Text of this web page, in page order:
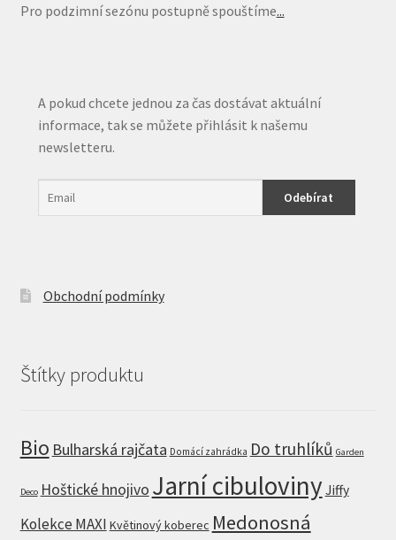
Pro podzimní sezónu postupně spouštíme...
A pokud chcete jednou za čas dostávat aktuální
informace, tak se můžete přihlásit k našemu
newsletteru.
Obchodní podmínky
Štítky produktu
Bio Bulharská rajčata Domácí zahrádka Do truhlíků Garden
Deco Hoštické hnojivo Jarní cibuloviny Jiffy
Kolekce MAXI Květinový koberec Medonosná